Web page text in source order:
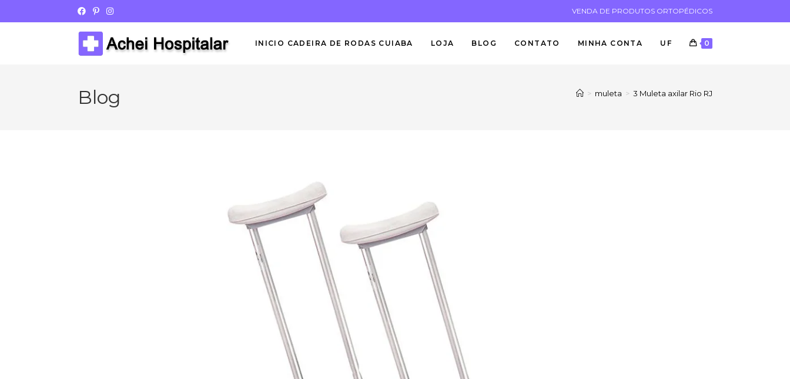
VENDA DE PRODUTOS ORTOPÉDICOS
INICIO CADEIRA DE RODAS CUIABA LOJA BLOG CONTATO MINHA CONTA UF 0
Blog > muleta > 3 Muleta axilar Rio RJ